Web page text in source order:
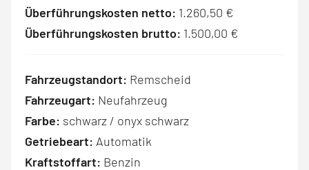
Überführungskosten netto: 1.260,50 €
Überführungskosten brutto: 1.500,00 €
Fahrzeugstandort: Remscheid
Fahrzeugart: Neufahrzeug
Farbe: schwarz / onyx schwarz
Getriebeart: Automatik
Kraftstoffart: Benzin